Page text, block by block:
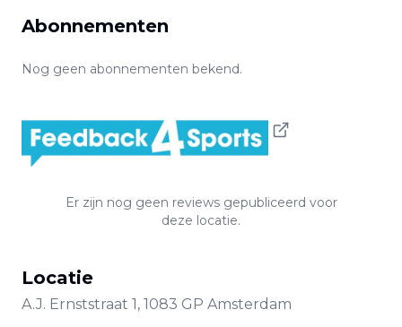
Abonnementen
Nog geen abonnementen bekend.
Er zijn nog geen reviews gepubliceerd voor
deze locatie.
Locatie
A.J. Ernststraat 1, 1083 GP Amsterdam